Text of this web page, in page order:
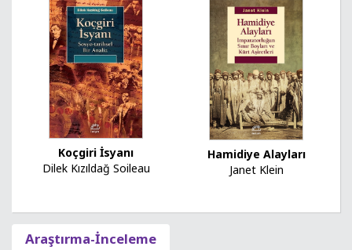
Koçgiri İsyanı
Dilek Kızıldağ Soileau
Hamidiye Alayları
Janet Klein
Araştırma-İnceleme